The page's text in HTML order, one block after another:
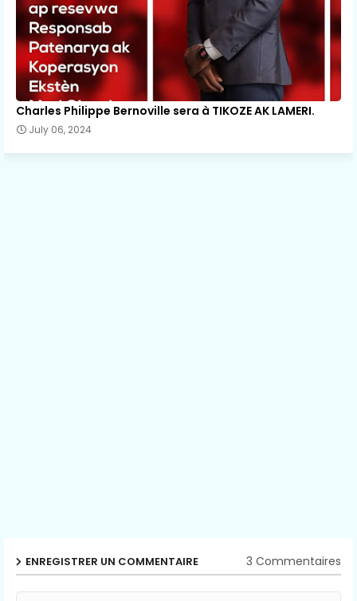
Charles Philippe Bernoville sera à TIKOZE AK LAMERI.
July 06, 2024
ENREGISTRER UN COMMENTAIRE 3 Commentaires